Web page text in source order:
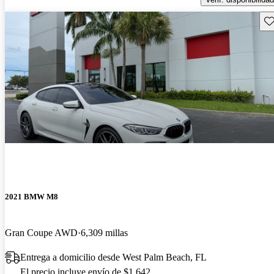
2021 BMW M8
Gran Coupe AWD 6,309 millas
Entrega a domicilio desde West Palm Beach, FL